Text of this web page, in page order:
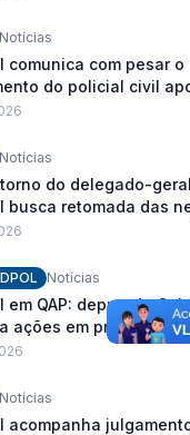
Notícias
comunica com pesar o
do policial civil
Carlos Romeiro
Notícias
do delegado-
busca retomada das
de reivindicações e
Notícias
em QAP: deputado
ações em prol dos
Notícias
acompanha